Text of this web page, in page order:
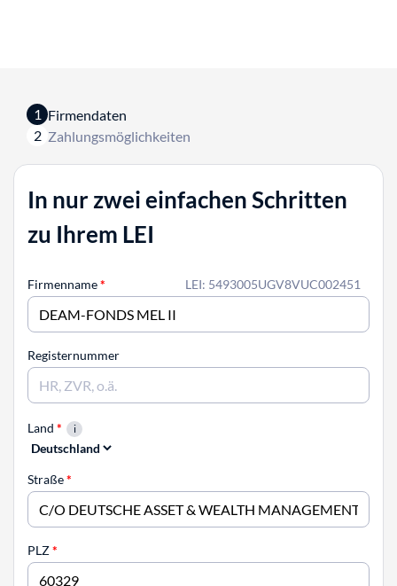
1 Firmendaten
2 Zahlungsmöglichkeiten
In nur zwei einfachen Schritten
zu Ihrem LEI
LEI: 5493005UGV8VUC002451
Firmenname*
Registernummer
Land *
Straße*
PLZ*